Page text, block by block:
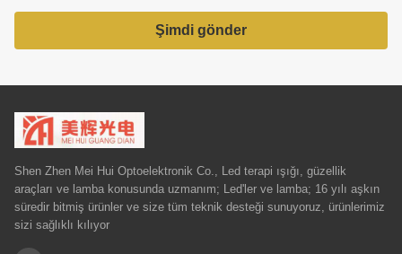
Şimdi gönder
Shen Zhen Mei Hui Optoelektronik Co., Led terapi ışığı, güzellik
araçları ve lamba konusunda uzmanım; Led'ler ve lamba; 16 yılı aşkın
süredir bitmiş ürünler ve size tüm teknik desteği sunuyoruz, ürünlerimiz
sizi sağlıklı kılıyor